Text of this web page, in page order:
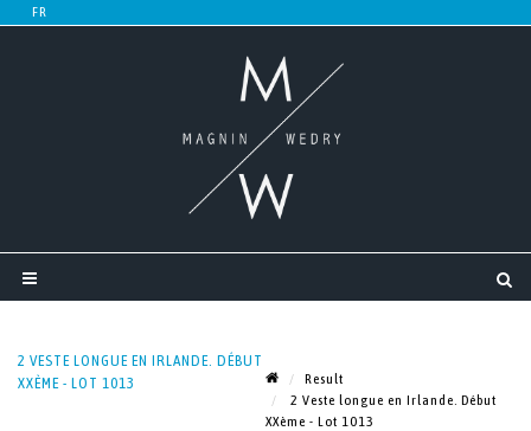
2 VESTE LONGUE EN IRLANDE. DÉBUT
XXÈME - LOT 1013
Result
2 Veste longue en Irlande. Début
XXème - Lot 1013